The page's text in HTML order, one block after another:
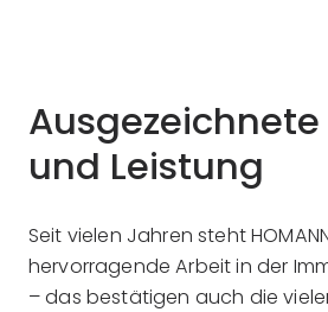
und Leistung
Seit vielen Jahren steht HOMANN
hervorragende Arbeit in der
– das bestätigen auch die